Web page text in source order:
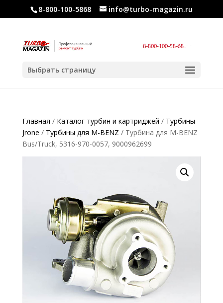
8-800-100-5868 info@turbo-magazin.ru
Выбрать страницу
Главная / Каталог турбин и картриджей / Турбины
Jrone / Турбины для M-BENZ / Турбина для M-BENZ
Bus/Truck, 5316-970-0057, 9000962699